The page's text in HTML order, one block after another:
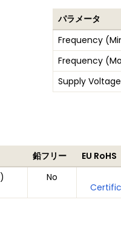
パラメータ
Frequency
Frequency
Supply
鉛フリー EU RoHS
) No